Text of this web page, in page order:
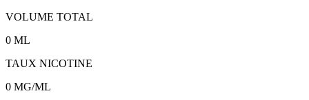
VOLUME TOTAL
0 ML
TAUX NICOTINE
0 MG/ML